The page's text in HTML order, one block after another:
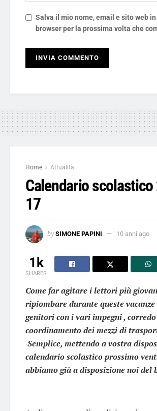
Salva il mio nome, email e sito web
browser per la prossima volta che
Home Attualità
Calendario
17
by SIMONE PAPINI 10 anni ago
1k
SHARES
Come far agitare i lettori più
ripiombare durante queste
genitori con i vari impegni ,
coordinamento dei mezzi di
Semplice, mettendo a vostra
calendario scolastico prossimo
abbiamo già a disposizione noi del